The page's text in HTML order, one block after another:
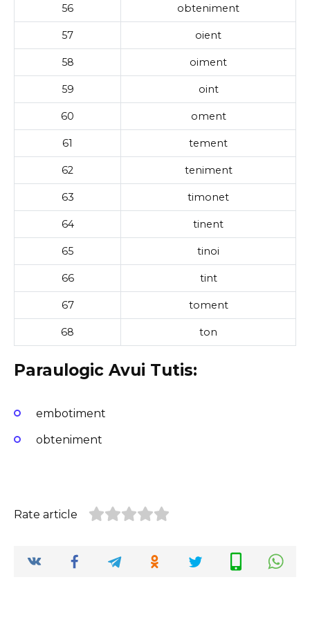
56 obteniment
57 oient
58 oiment
59 oint
60 oment
61 tement
62 teniment
63 timonet
64 tinent
65 tinoi
66 tint
67 toment
68 ton
Paraulogic Avui Tutis:
embotiment
obteniment
Rate article